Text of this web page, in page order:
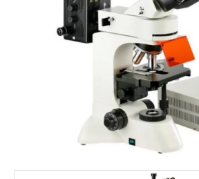
NOSSOS CLIENTES
BLOG
CONSULTORIA
PROMOÇÕES